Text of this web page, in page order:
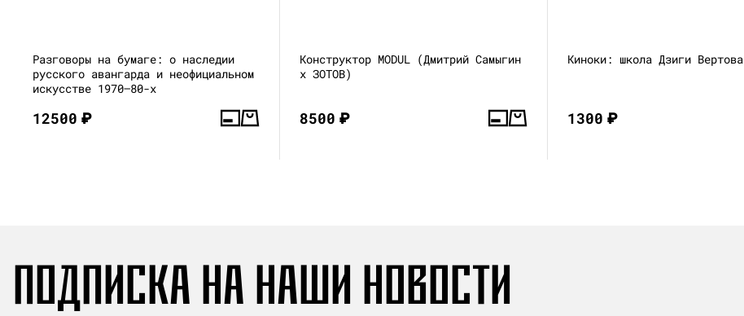
Разговоры на бумаге: о наследии
русского авангарда и неофициальном
искусстве 1970–80-х
12500₽
Конструктор MODUL (Дмитрий Самыгин
x ЗОТОВ)
8500₽
Киноки: школа Дзиги Вертова
1300₽
ПОДПИСКА НА НАШИ НОВОСТИ